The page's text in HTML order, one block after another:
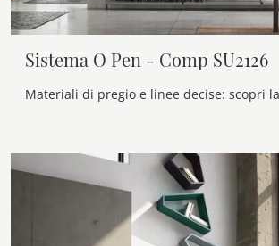
Sistema O Pen - Comp SU2126